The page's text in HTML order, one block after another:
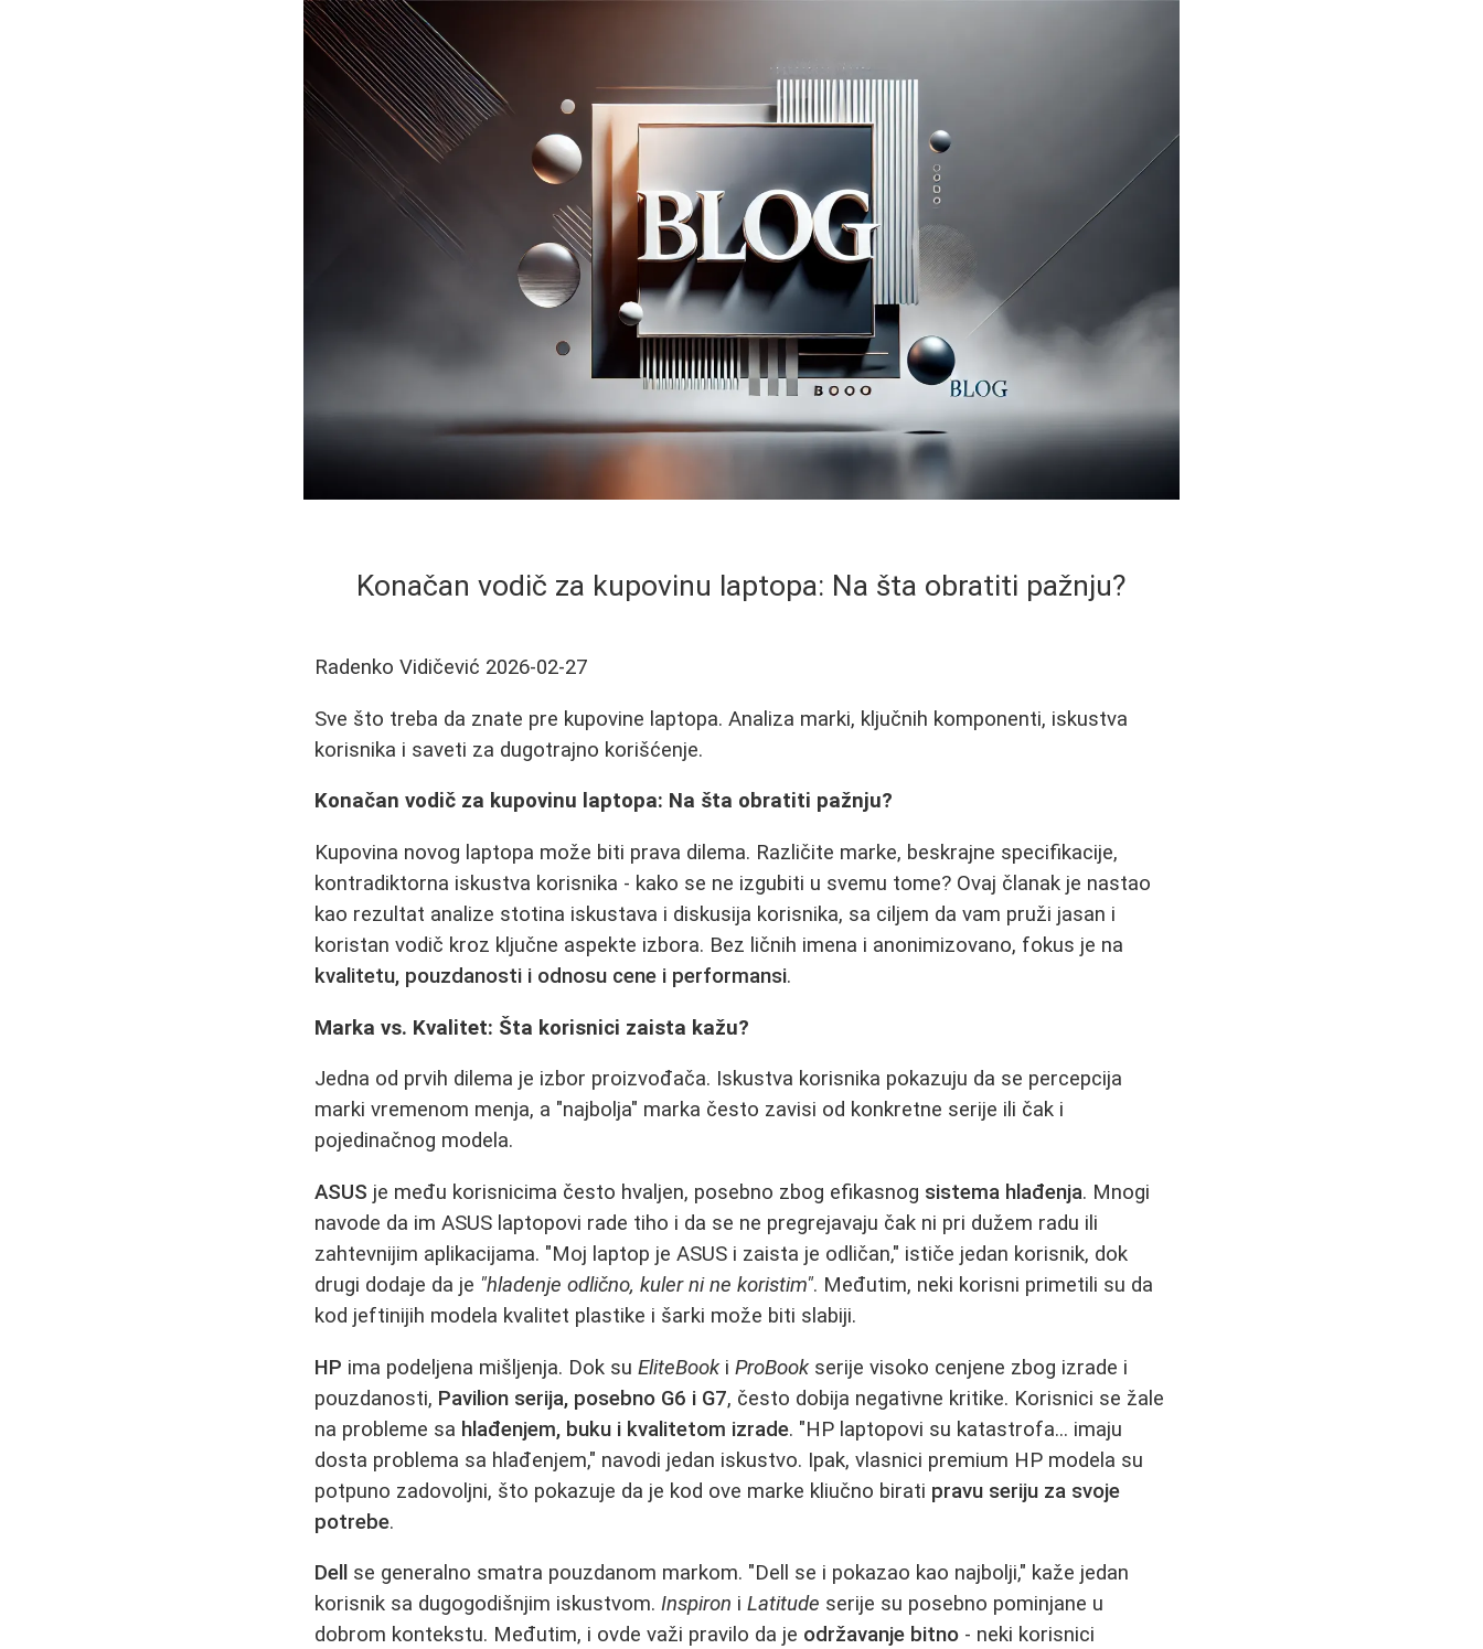
Konačan vodič za kupovinu laptopa: Na šta obratiti pažnju?
Radenko Vidičević 2026-02-27
Sve što treba da znate pre kupovine laptopa. Analiza marki, ključnih komponenti, iskustva
korisnika i saveti za dugotrajno korišćenje.
Konačan vodič za kupovinu laptopa: Na šta obratiti pažnju?
Kupovina novog laptopa može biti prava dilema. Različite marke, beskrajne specifikacije,
kontradiktorna iskustva korisnika - kako se ne izgubiti u svemu tome? Ovaj članak je nastao
kao rezultat analize stotina iskustava i diskusija korisnika, sa ciljem da vam pruži jasan i
koristan vodič kroz ključne aspekte izbora. Bez ličnih imena i anonimizovano, fokus je na
kvalitetu, pouzdanosti i odnosu cene i performansi.
Marka vs. Kvalitet: Šta korisnici zaista kažu?
Jedna od prvih dilema je izbor proizvođača. Iskustva korisnika pokazuju da se percepcija
marki vremenom menja, a "najbolja" marka često zavisi od konkretne serije ili čak i
pojedinačnog modela.
ASUS je među korisnicima često hvaljen, posebno zbog efikasnog sistema hlađenja. Mnogi
navode da im ASUS laptopovi rade tiho i da se ne pregrejavaju čak ni pri dužem radu ili
zahtevnijim aplikacijama. "Moj laptop je ASUS i zaista je odličan," ističe jedan korisnik, dok
drugi dodaje da je "hladenje odlično, kuler ni ne koristim". Međutim, neki korisni primetili su da
kod jeftinijih modela kvalitet plastike i šarki može biti slabiji.
HP ima podeljena mišljenja. Dok suEliteBookiProBookserije visoko cenjene zbog izrade i
pouzdanosti, Pavilion serija, posebno G6 i G7, često dobija negativne kritike. Korisnici se žale
na probleme sa hlađenjem, buku i kvalitetom izrade. "HP laptopovi su katastrofa... imaju
dosta problema sa hlađenjem," navodi jedan iskustvo. Ipak, vlasnici premium HP modela su
potpuno zadovoljni, što pokazuje da je kod ove marke kliučno birati pravu seriju za svoje
potrebe.
Dell
se generalno smatra pouzdanom markom. "Dell se i pokazao kao najbolji," kaže jedan
korisnik sa dugogodišnjim iskustvom.Inspiron iLatitude serije su posebno pominjane u
dobrom kontekstu. Međutim, i ovde važi pravilo da je održavanje bitno - neki korisnici